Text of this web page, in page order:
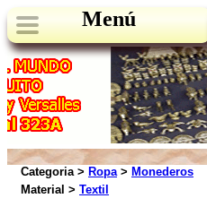
Menú
Categoria > Ropa> Monederos
Material > Textil